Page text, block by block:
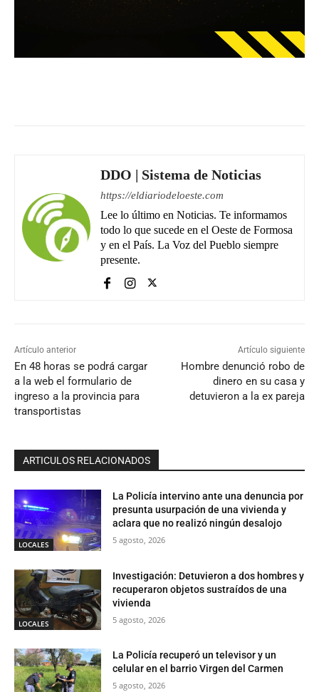
DDO | Sistema de Noticias
https://eldiariodeloeste.com
Lee lo último en Noticias. Te informamos
todo lo que sucede en el Oeste de Formosa
y en el País. La Voz del Pueblo siempre
presente.
Artículo anterior
En 48 horas se podrá cargar
a la web el formulario de
ingreso a la provincia para
transportistas
Artículo siguiente
Hombre denunció robo de
dinero en su casa y
detuvieron a la ex pareja
ARTICULOS RELACIONADOS
LOCALES
La Policía intervino ante una denuncia por
presunta usurpación de una vivienda y
aclara que no realizó ningún desalojo
5 agosto, 2026
LOCALES
Investigación: Detuvieron a dos hombres y
recuperaron objetos sustraídos de una
vivienda
5 agosto, 2026
La Policía recuperó un televisor y un
celular en el barrio Virgen del Carmen
5 agosto, 2026